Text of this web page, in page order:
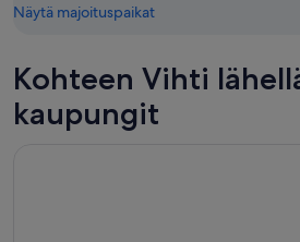
Näytä majoituspaikat
Kohteen Vihti
kaupungit